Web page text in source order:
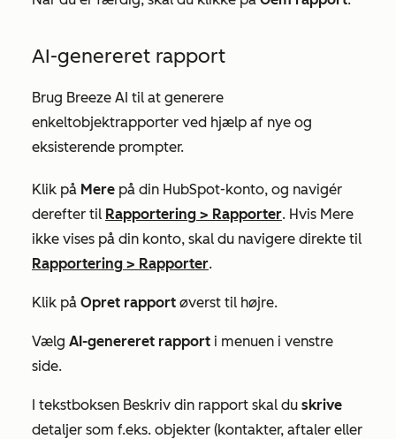
AI-genereret rapport
Brug Breeze AI til at generere
enkeltobjektrapporter ved hjælp af nye og
eksisterende prompter.
Klik på Mere på din HubSpot-konto, og navigér
derefter til Rapportering > Rapporter. Hvis Mere
ikke vises på din konto, skal du navigere direkte til
Rapportering > Rapporter.
Klik på Opret rapport øverst til højre.
Vælg AI-genereret rapport i menuen i venstre
side.
I tekstboksen Beskriv din rapport skal du skrive
detaljer som f.eks. objekter (kontakter, aftaler eller